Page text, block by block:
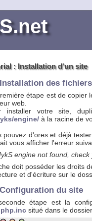
: Installation d'un site
des fichiers
étape est de copier
web.
installer votre site,
engine/ à la racine de
pouvez d'ores et déjà
vous afficher l'erreur
engine not found,
doit posséder les droits
et d'écriture sur le
du site
étape est la
situé dans le